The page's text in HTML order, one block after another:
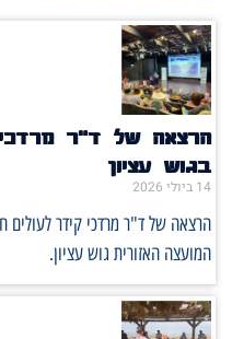
הרצאה של ד"ר
בגוש עציון
14 ביולי 2026
הרצאה של ד"ר מרדכי קידר
המועצה האזורית גוש עציון.